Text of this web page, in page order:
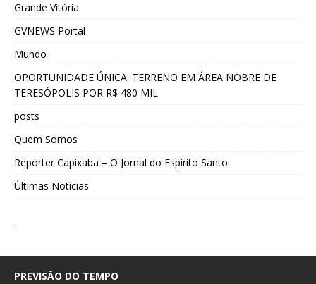
Grande Vitória
GVNEWS Portal
Mundo
OPORTUNIDADE ÚNICA: TERRENO EM ÁREA NOBRE DE
TERESÓPOLIS POR R$ 480 MIL
posts
Quem Somos
Repórter Capixaba – O Jornal do Espírito Santo
Últimas Notícias
PREVISÃO DO TEMPO